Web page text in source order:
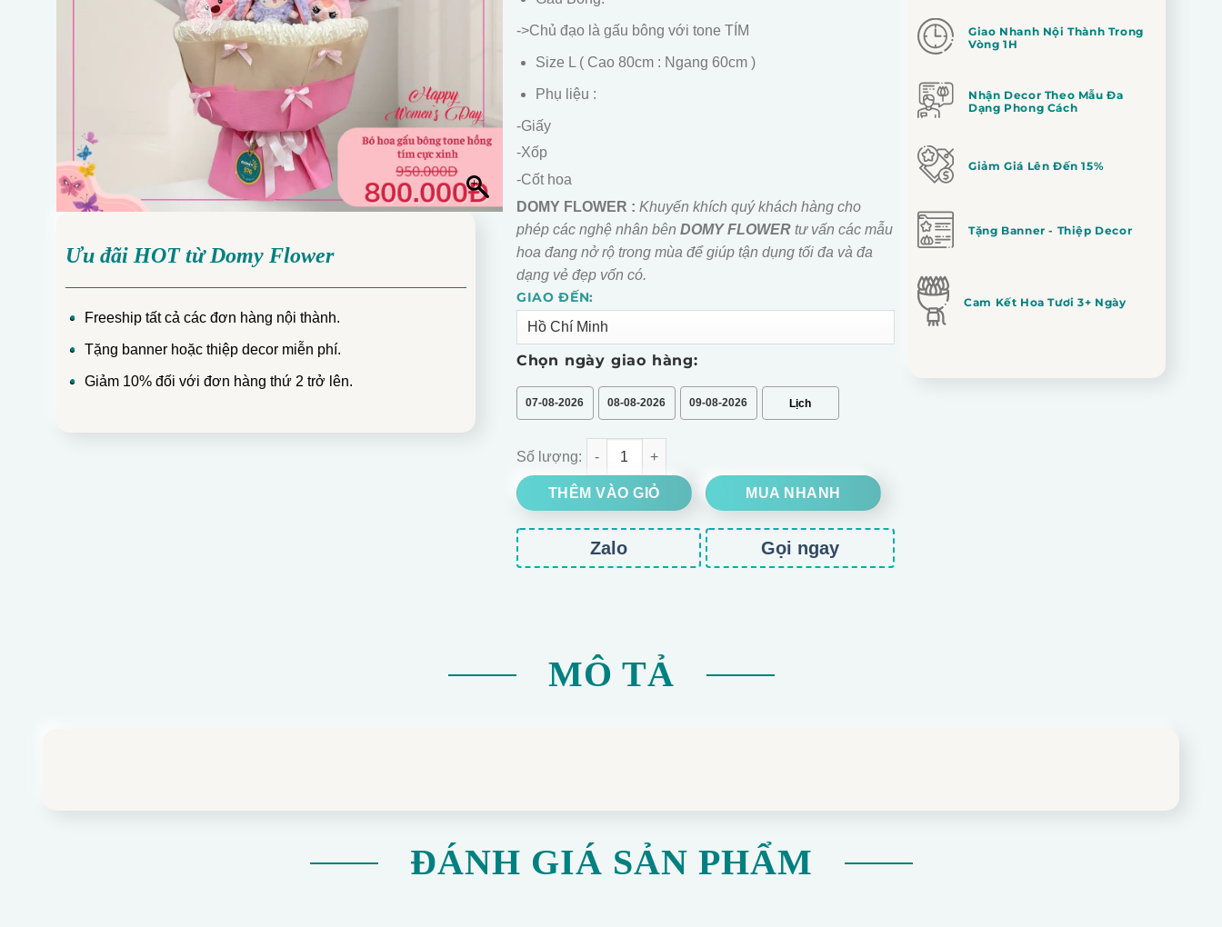
Ưu đãi HOT từ Domy Flower
Freeship tất cả các đơn hàng nội thành.
Tặng banner hoặc thiệp decor miễn phí.
Giảm 10% đối với đơn hàng thứ 2 trở lên.
->Chủ đạo là gấu bông với tone TÍM
Size L ( Cao 80cm : Ngang 60cm )
Phụ liệu :
-Giấy
-Xốp
-Cốt hoa
DOMY FLOWER : Khuyến khích quý khách hàng cho
phép các nghệ nhân bên DOMY FLOWERtư vấn các mẫu
hoa đang nở rộ trong mùa để giúp tận dụng tối đa và đa
dạng vẻ đẹp vốn có.
GIAO ĐẾN:
Chọn ngày giao hàng:
07-08-2026 08-08-2026 09-08-2026
BÓ HOA GẤU BÔNG TONE HỒNG TÍM CỰC XINH số lượng
THÊM VÀO GIỎ MUA NHANH
Alternative:
Zalo Gọi ngay
Giao Nhanh Nội Thành Trong
Vòng 1H
Nhận Decor Theo Mẫu Đa
Dạng Phong Cách
Giảm Giá Lên Đến 15%
Tặng Banner - Thiệp Decor
Cam Kết Hoa Tươi 3+ Ngày
MÔ TẢ
ĐÁNH GIÁ SẢN PHẨM